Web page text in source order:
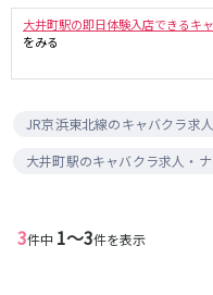
大井町駅の即日体験入店できるキ
をみる
JR京浜東北線のキャバクラ求
大井町駅のキャバクラ求人・
3件中 1〜3件を表示
吉祥寺
ひばりヶ丘・久米川
渋谷
秋葉原
恵比寿駅
都営大江戸線
上野御徒町駅
東中野駅